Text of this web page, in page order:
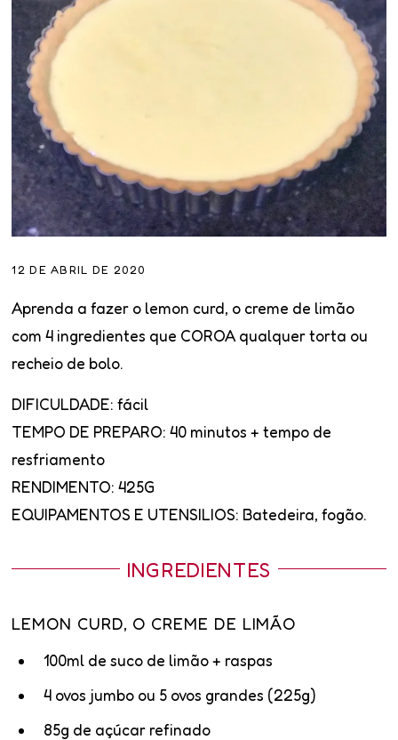
12 DE ABRIL DE 2020
Aprenda a fazer o lemon curd, o creme de limão
com 4 ingredientes que COROA qualquer torta ou
recheio de bolo.
DIFICULDADE: fácil
TEMPO DE PREPARO: 40 minutos + tempo de
resfriamento
RENDIMENTO: 425G
EQUIPAMENTOS E UTENSILIOS: Batedeira, fogão.
INGREDIENTES
LEMON CURD, O CREME DE LIMÃO
100ml de suco de limão + raspas
4 ovos jumbo ou 5 ovos grandes (225g)
85g de açúcar refinado